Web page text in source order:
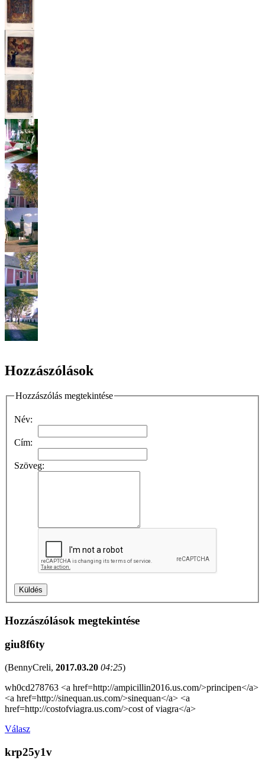
Hozzászólások
Hozzászólás megtekintése
Név:
Cím:
Szöveg:
Hozzászólások megtekintése
giu8f6ty
(BennyCreli, 2017.03.20 04:25)
wh0cd278763 <a href=http://ampicillin2016.us.com/>principen</a>
<a href=http://sinequan.us.com/>sinequan</a> <a
href=http://costofviagra.us.com/>cost of viagra</a>
Válasz
krp25y1v